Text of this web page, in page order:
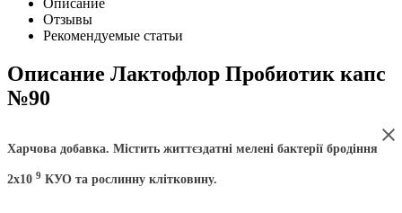
Отзывы
Рекомендуемые статьи
Описание Лактофлор Пробиотик капс
№90
Харчова добавка. Містить життєздатні мелені бактерії бродіння
2х10 9 КУО та рослинну клітковину.